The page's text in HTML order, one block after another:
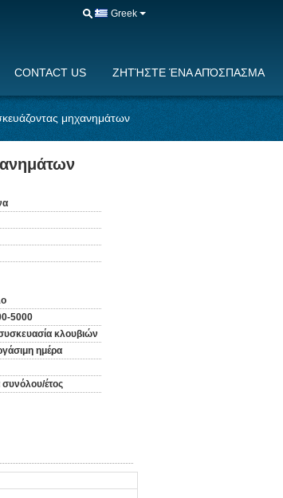
Greek
CONTACT US ΖΗΤΉΣΤΕ ΈΝΑ ΑΠΌΣΠΑΣΜΑ
μηχανημάτων
5000
κλουβιών
ημέρα
έτος